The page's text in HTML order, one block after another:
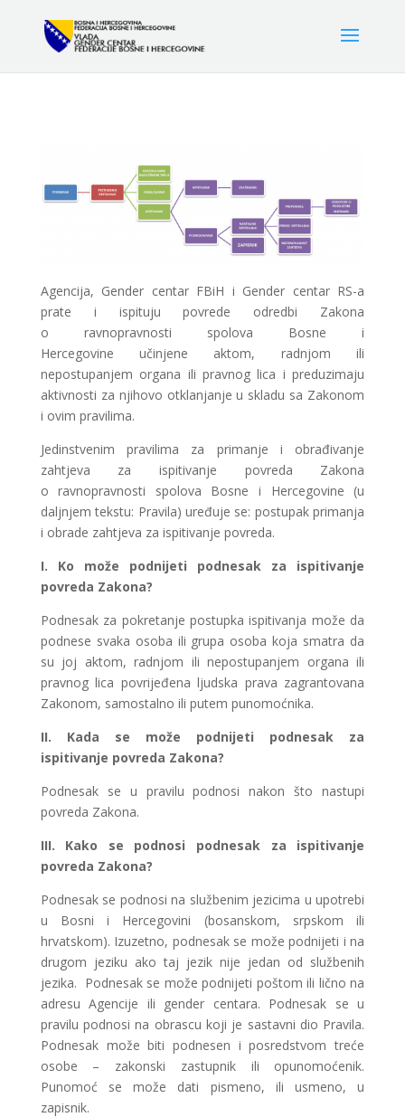
Agencija, Gender centar FBiH i Gender centar RS-a
prate i ispituju povrede odredbi Zakona
o ravnopravnosti spolova Bosne i
Hercegovine učinjene aktom, radnjom ili
nepostupanjem organa ili pravnog lica i preduzimaju
aktivnosti za njihovo otklanjanje u skladu sa Zakonom
i ovim pravilima.
Jedinstvenim pravilima za primanje i obrađivanje
zahtjeva za ispitivanje povreda Zakona
o ravnopravnosti spolova Bosne i Hercegovine (u
daljnjem tekstu: Pravila) uređuje se: postupak primanja
i obrade zahtjeva za ispitivanje povreda.
I. Ko može podnijeti podnesak za ispitivanje
povreda Zakona?
Podnesak za pokretanje postupka ispitivanja može da
podnese svaka osoba ili grupa osoba koja smatra da
su joj aktom, radnjom ili nepostupanjem organa ili
pravnog lica povrijeđena ljudska prava zagrantovana
Zakonom, samostalno ili putem punomoćnika.
II. Kada se može podnijeti podnesak za
ispitivanje povreda Zakona?
Podnesak se u pravilu podnosi nakon što nastupi
povreda Zakona.
III. Kako se podnosi podnesak za ispitivanje
povreda Zakona?
Podnesak se podnosi na službenim jezicima u upotrebi
u Bosni i Hercegovini (bosanskom, srpskom ili
hrvatskom). Izuzetno, podnesak se može podnijeti i na
drugom jeziku ako taj jezik nije jedan od službenih
jezika. Podnesak se može podnijeti poštom ili lično na
adresu Agencije ili gender centara. Podnesak se u
pravilu podnosi na obrascu koji je sastavni dio Pravila.
Podnesak može biti podnesen i posredstvom treće
osobe – zakonski zastupnik ili opunomoćenik.
Punomoć se može dati pismeno, ili usmeno, u
zapisnik.